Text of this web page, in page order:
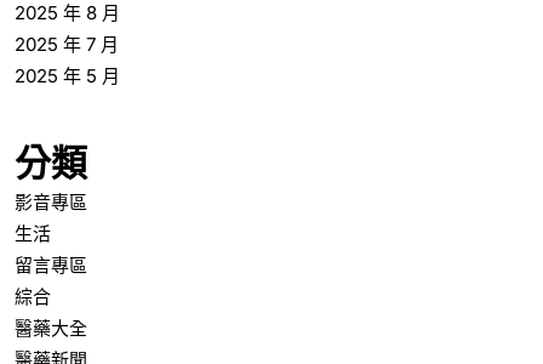
2025 年 8 月
2025 年 7 月
2025 年 5 月
分類
影音專區
生活
留言專區
綜合
醫藥大全